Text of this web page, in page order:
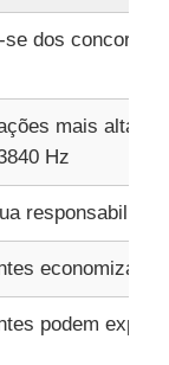
se dos
mais altas
Hz
economizam
podem